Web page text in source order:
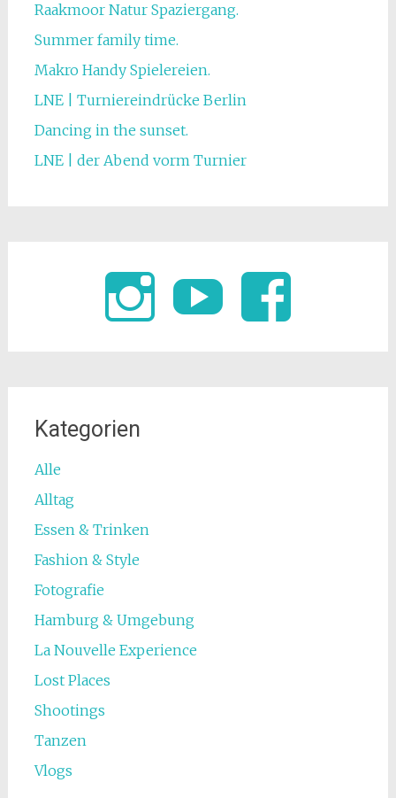
Raakmoor Natur Spaziergang.
Summer family time.
Makro Handy Spielereien.
LNE | Turniereindrücke Berlin
Dancing in the sunset.
LNE | der Abend vorm Turnier
Kategorien
Alle
Alltag
Essen & Trinken
Fashion & Style
Fotografie
Hamburg & Umgebung
La Nouvelle Experience
Lost Places
Shootings
Tanzen
Vlogs